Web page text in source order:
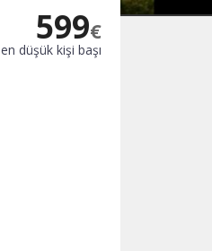
599€
en düşük kişi başı